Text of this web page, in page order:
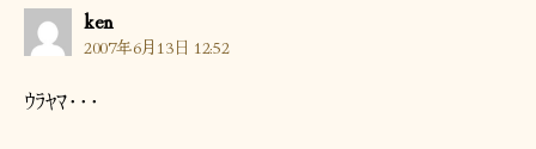
kenの
発
言:
2007年6月13日 12:52
ｳﾗﾔﾏ･･･